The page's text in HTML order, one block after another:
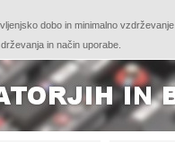
dobo in minimalno vzdrževanje.
in način uporabe.